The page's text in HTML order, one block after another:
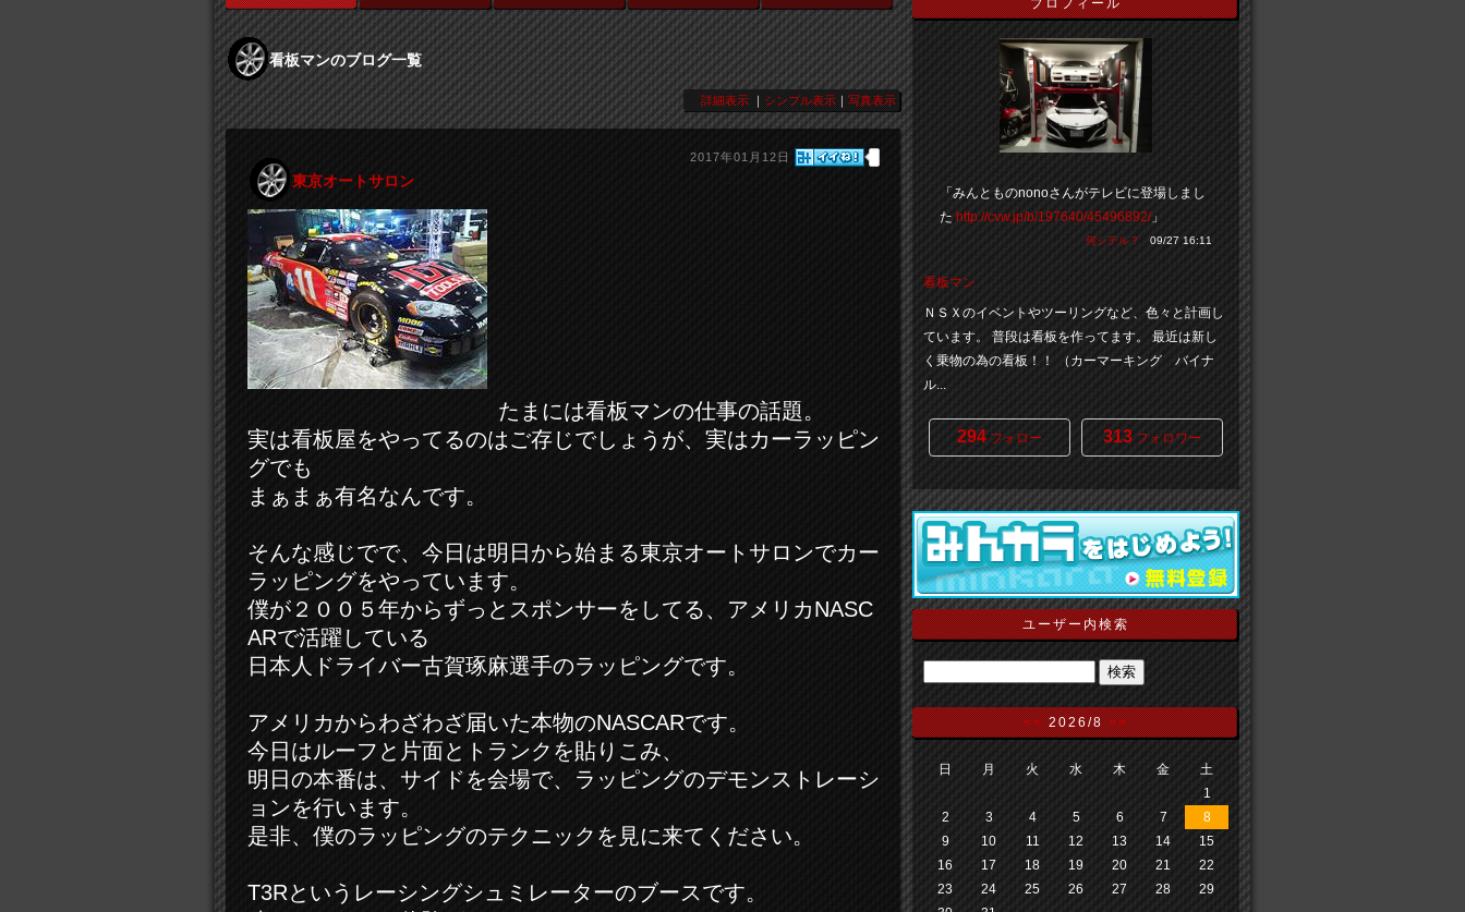
看板マンのブログ一覧
詳細表示 ｜ シンプル表示 ｜ 写真表示
2017年01月12日
東京オートサロン
たまには看板マンの仕事の話題。
実は看板屋をやってるのはご存じでしょうが、実はカーラッピン
グでも
まぁまぁ有名なんです。
そんな感じでで、今日は明日から始まる東京オートサロンでカー
ラッピングをやっています。
僕が２００５年からずっとスポンサーをしてる、アメリカNASC
ARで活躍している
日本人ドライバー古賀琢麻選手のラッピングです。
アメリカからわざわざ届いた本物のNASCARです。
今日はルーフと片面とトランクを貼りこみ、
明日の本番は、サイドを会場で、ラッピングのデモンストレーシ
ョンを行います。
是非、僕のラッピングのテクニックを見に来てください。
T3Rというレーシングシュミレーターのブースです。
プロフィール
「みんとものnonoさんがテレビに登場しまし
た http://cvw.jp/b/197640/45496892/」
何シテル？ 09/27 16:11
看板マン
ＮＳＸのイベントやツーリングなど、色々と計画し
ています。 普段は看板を作ってます。 最近は新し
く乗物の為の看板！！ （カーマーキング バイナ
ル...
294 フォロー 313 フォロワー
ユーザー内検索
<<2026/8>>
日 月 火 水 木 金
土
1
2
3 4 5 6 7
8
9
10 11 12 13 14
15
16
17 18 19 20 21
22
23
24 25 26 27 28
29